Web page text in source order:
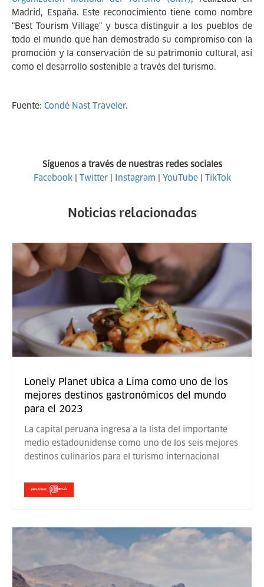
Madrid, España. Este reconocimiento tiene como nombre
"Best Tourism Village" y busca distinguir a los pueblos de
todo el mundo que han demostrado su compromiso con la
promoción y la conservación de su patrimonio cultural, así
como el desarrollo sostenible a través del turismo.
Fuente: Condé Nast Traveler.
Síguenos a través de nuestras redes sociales
Facebook| Twitter| Instagram | YouTube| TikTok
Noticias relacionadas
Lonely Planet ubica a Lima como uno de los
mejores destinos gastronómicos del mundo
para el 2023
La capital peruana ingresa a la lista del importante
medio estadounidense como uno de los seis mejores
destinos culinarios para el turismo internacional